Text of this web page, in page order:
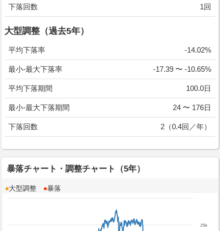
下落回数 1回
大型調整（過去5年）
平均下落率 -14.02%
最小-最大下落率 -17.39 〜 -10.65%
平均下落期間 100.0日
最小-最大下落期間 24 〜 176日
下落回数 2（0.4回／年）
暴落チャート・調整チャート（5年）
●大型調整 ●暴落
25k